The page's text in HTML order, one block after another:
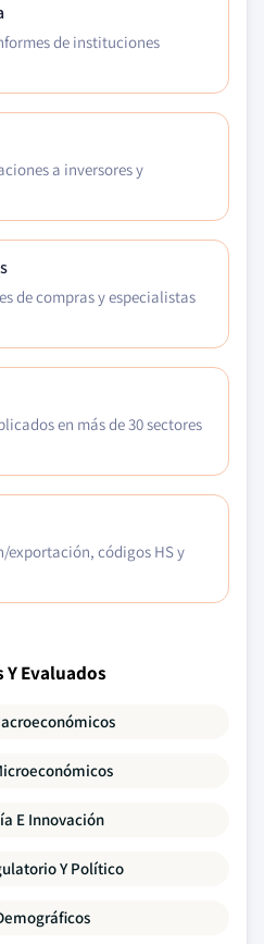
de instituciones
a inversores y
de compras y especialistas
en más de 30 sectores
exportación, códigos HS y
Evaluados
E Innovación
Y Político